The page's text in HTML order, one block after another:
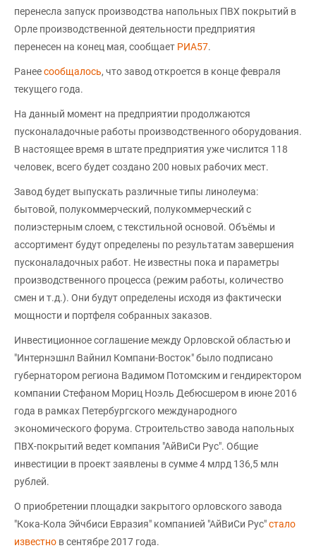
перенесла запуск производства напольных ПВХ покрытий в
Орле производственной деятельности предприятия
перенесен на конец мая, сообщает РИА57.
Ранеесообщалось, что завод откроется в конце февраля
текущего года.
На данный момент на предприятии продолжаются
пусконаладочные работы производственного оборудования.
В настоящее время в штате предприятия уже числится 118
человек, всего будет создано 200 новых рабочих мест.
Завод будет выпускать различные типы линолеума:
бытовой, полукоммерческий, полукоммерческий с
полиэстерным слоем, с текстильной основой. Объёмы и
ассортимент будут определены по результатам завершения
пусконаладочных работ. Не известны пока и параметры
производственного процесса (режим работы, количество
смен и т.д.). Они будут определены исходя из фактически
мощности и портфеля собранных заказов.
Инвестиционное соглашение между Орловской областью и
"Интернэшнл Вайнил Компани-Восток" было подписано
губернатором региона Вадимом Потомским и гендиректором
компании Стефаном Мориц Ноэль Дебюсшером в июне 2016
года в рамках Петербургского международного
экономического форума. Cтроительство завода напольных
ПВХ-покрытий ведет компания "АйВиСи Рус". Общие
инвестиции в проект заявлены в сумме 4 млрд 136,5 млн
рублей.
О приобретении площадки закрытого орловского завода
"Кока-Кола Эйчбиси Евразия" компанией "АйВиСи Рус"стало
известно в сентябре 2017 года.